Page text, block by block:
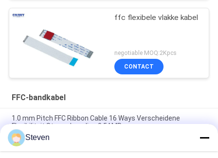
ffc flexibele vlakke kabel
negotiable MOQ:2Kpcs
CONTACT
FFC-bandkabel
1.0 mm Pitch FFC Ribbon Cable 16 Ways Verscheidene
Flexibiliteit Stroombepaling 0.5AMP
Schild 0,5 mm Pitch FFC lintkabel 50 manieren verdeeld 5 rijen
Voltage 500V weerstaan
Steven